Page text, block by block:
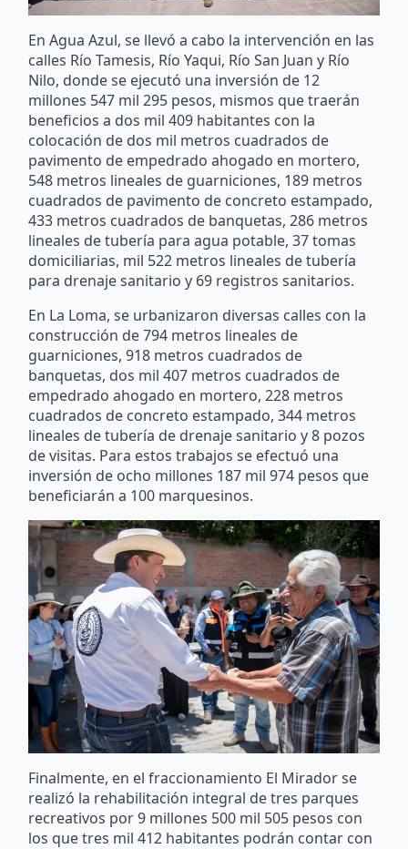
En Agua Azul, se llevó a cabo la intervención en las
calles Río Tamesis, Río Yaqui, Río San Juan y Río
Nilo, donde se ejecutó una inversión de 12
millones 547 mil 295 pesos, mismos que traerán
beneficios a dos mil 409 habitantes con la
colocación de dos mil metros cuadrados de
pavimento de empedrado ahogado en mortero,
548 metros lineales de guarniciones, 189 metros
cuadrados de pavimento de concreto estampado,
433 metros cuadrados de banquetas, 286 metros
lineales de tubería para agua potable, 37 tomas
domiciliarias, mil 522 metros lineales de tubería
para drenaje sanitario y 69 registros sanitarios.
En La Loma, se urbanizaron diversas calles con la
construcción de 794 metros lineales de
guarniciones, 918 metros cuadrados de
banquetas, dos mil 407 metros cuadrados de
empedrado ahogado en mortero, 228 metros
cuadrados de concreto estampado, 344 metros
lineales de tubería de drenaje sanitario y 8 pozos
de visitas. Para estos trabajos se efectuó una
inversión de ocho millones 187 mil 974 pesos que
beneficiarán a 100 marquesinos.
Finalmente, en el fraccionamiento El Mirador se
realizó la rehabilitación integral de tres parques
recreativos por 9 millones 500 mil 505 pesos con
los que tres mil 412 habitantes podrán contar con